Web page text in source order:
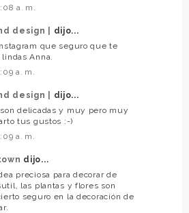
a. m.
design |
dijo...
que seguro que te
Anna.
a. m.
design |
dijo...
delicadas y muy pero muy
tus gustos :-)
a. m.
dijo...
preciosa para decorar de
las plantas y flores son
seguro en la decoración de